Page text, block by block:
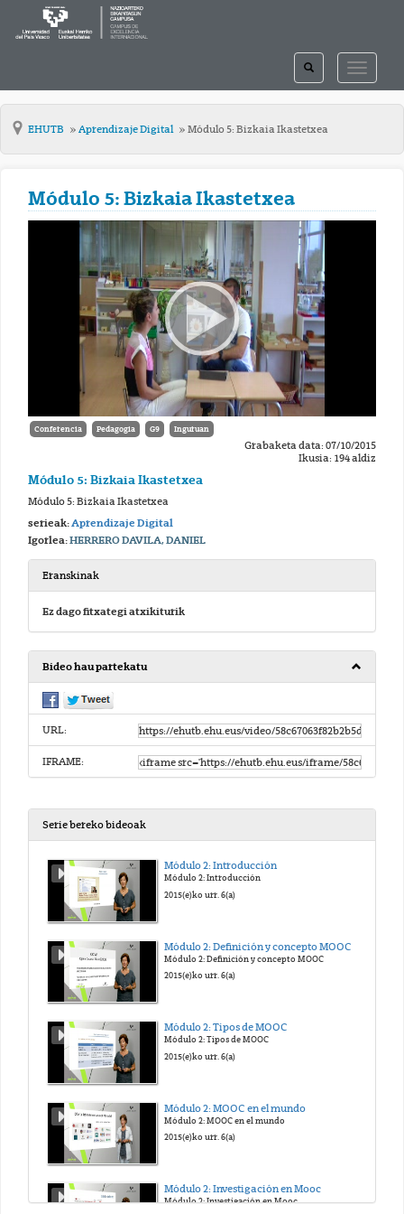
TOGGLE
TOGGLE
SEARCH
EHUTB Aprendizaje Digital Módulo 5: Bizkaia Ikastetxea
Módulo 5: Bizkaia Ikastetxea
Conferencia Pedagogia G9 Inguruan
Grabaketa data: 07/10/2015
Ikusia: 194 aldiz
Módulo 5: Bizkaia Ikastetxea
Módulo 5: Bizkaia Ikastetxea
serieak:Aprendizaje Digital
Igorlea:HERRERO DAVILA, DANIEL
Eranskinak
Ez dago fitxategi atxikiturik
Bideo hau partekatu
URL:
IFRAME:
Serie bereko bideoak
Módulo 2: Introducción
Módulo 2: Introducción
2015(e)ko urr. 6(a)
Módulo 2: Definición y concepto MOOC
Módulo 2: Definición y concepto MOOC
2015(e)ko urr. 6(a)
Módulo 2: Tipos de MOOC
Módulo 2: Tipos de MOOC
2015(e)ko urr. 6(a)
Módulo 2: MOOC en el mundo
Módulo 2: MOOC en el mundo
2015(e)ko urr. 6(a)
Módulo 2: Investigación en Mooc
Módulo 2: Investigación en Mooc